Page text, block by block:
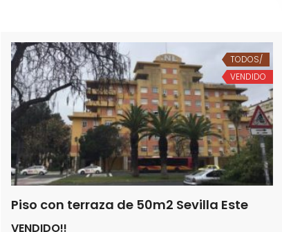
TODOS/
VENDIDO
Piso con terraza de 50m2 Sevilla Este
VENDIDO!!